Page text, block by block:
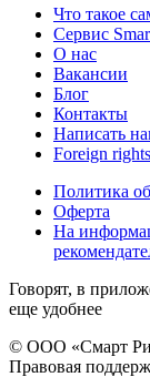
Что такое
Сервис
О нас
Вакансии
Блог
Контакты
Написать
Foreign rights
Политика
Оферта
На
Говорят, в
еще удобнее
© ООО «Смарт
Правовая